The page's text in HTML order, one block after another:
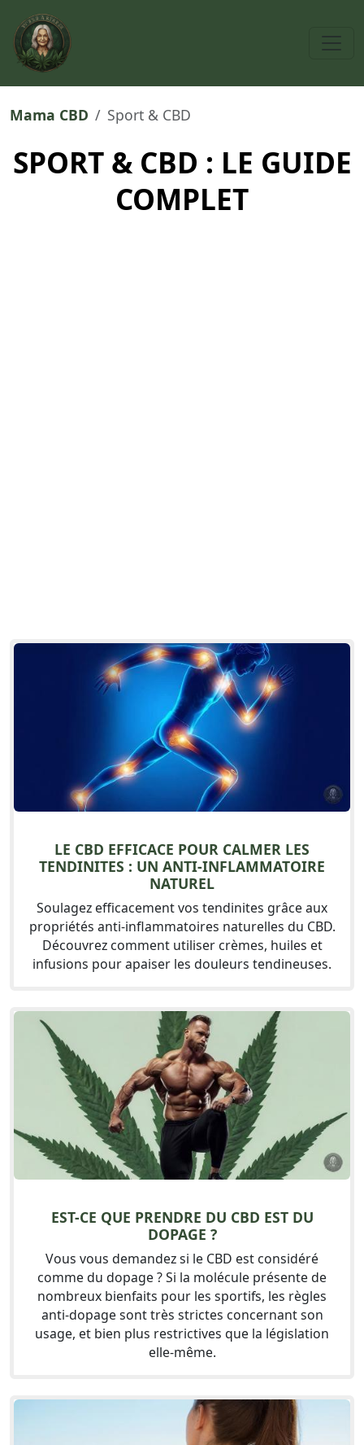
Mama CBD Sport & CBD
SPORT & CBD : LE GUIDE
COMPLET
LE CBD EFFICACE POUR CALMER LES
TENDINITES : UN ANTI-INFLAMMATOIRE
NATUREL
Soulagez efficacement vos tendinites grâce aux
propriétés anti-inflammatoires naturelles du CBD.
Découvrez comment utiliser crèmes, huiles et
infusions pour apaiser les douleurs tendineuses.
EST-CE QUE PRENDRE DU CBD EST DU
DOPAGE ?
Vous vous demandez si le CBD est considéré
comme du dopage ? Si la molécule présente de
nombreux bienfaits pour les sportifs, les règles
anti-dopage sont très strictes concernant son
usage, et bien plus restrictives que la législation
elle-même.